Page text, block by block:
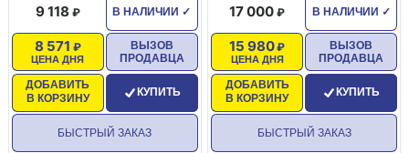
В НАЛИЧИИ ✓
9 118
ЦЕНА ДНЯ
8 571
ДОБАВИТЬ
В КОРЗИНУ
ВЫЗОВ
ПРОДАВЦА
КУПИТЬ
БЫСТРЫЙ ЗАКАЗ
В НАЛИЧИИ ✓
17 000
ЦЕНА ДНЯ
15 980
ДОБАВИТЬ
В КОРЗИНУ
ВЫЗОВ
ПРОДАВЦА
КУПИТЬ
БЫСТРЫЙ ЗАКАЗ